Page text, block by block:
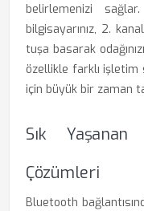
belirlemenizi
bilgisayarınız, 2.
tuşa basarak
özellikle farklı
için büyük bir zaman
Sık
Çözümleri
Bluetooth